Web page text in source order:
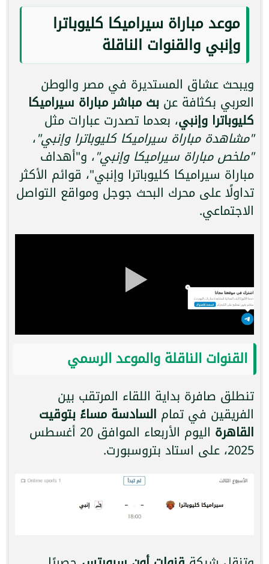
موعد مباراة سيراميكا كليوباترا
وإنبي والقنوات الناقلة
ويبحث عشاق المستديرة في مصر والوطن
العربي بكثافة عن بث مباشر مباراة سيراميكا
كليوباترا وإنبي، بعدما تصدرت عبارات مثل
"مشاهدة مباراة سيراميكا كليوباترا وإنبي"،
"ملخص مباراة سيراميكا وإنبي"، و"أهداف
مباراة سيراميكا كليوباترا وإنبي"، قوائم الأكثر
تداولًا على محرك البحث جوجل ومواقع التواصل
الاجتماعي.
القنوات الناقلة والموعد الرسمي
تنطلق صافرة بداية اللقاء المرتقب بين
الفريقين في تمام السادسة مساءً بتوقيت
القاهرة اليوم الأربعاء الموافق 20 أغسطس
2025، على استاد بتروسبورت.